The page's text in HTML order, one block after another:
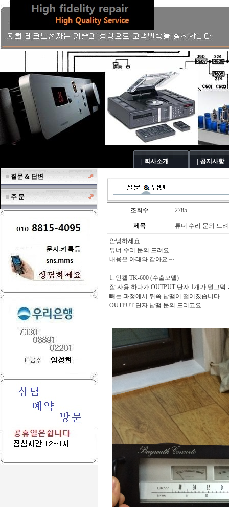
| 공지사항
| 회사소개
■ 질문 & 답변
■ 주 문
조회수
2785
제목 튜너 수리 문의 드
안녕하세요..
튜너 수리 문의 드려요..
내용은 아래와 같아요~~
1. 인켈 TK-600 (수출모델)
잘 사용 하다가 OUTPUT 단자 1개가 덜그
빼는 과정에서 뒤쪽 납땜이 떨어졌습니다.
OUTPUT 단자 납땜 문의 드리고요..